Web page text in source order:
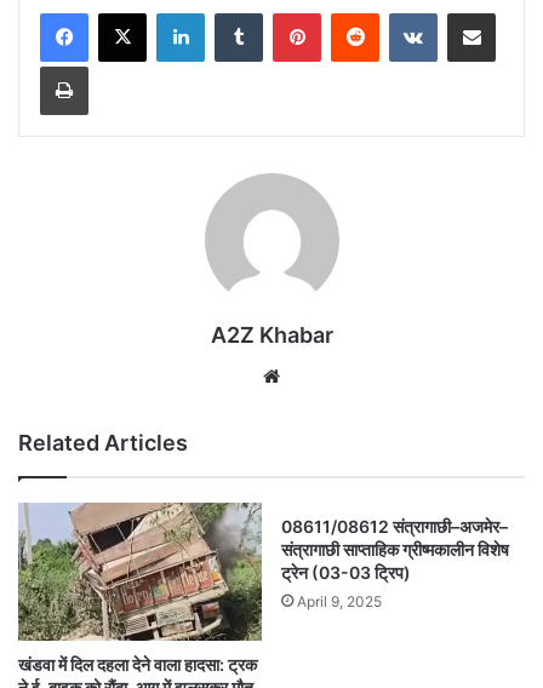
LinkedInTumblr PinterestReddit VKontakteShare via Email
Print
A2Z Khabar
Related Articles
खंडवा में दिल दहला देने वाला हादसा: ट्रक
08611/08612 संत्रागाछी–अजमेर–
संत्रागाछी साप्ताहिक ग्रीष्मकालीन विशेष
ट्रेन (03-03 ट्रिप)
April 9, 2025